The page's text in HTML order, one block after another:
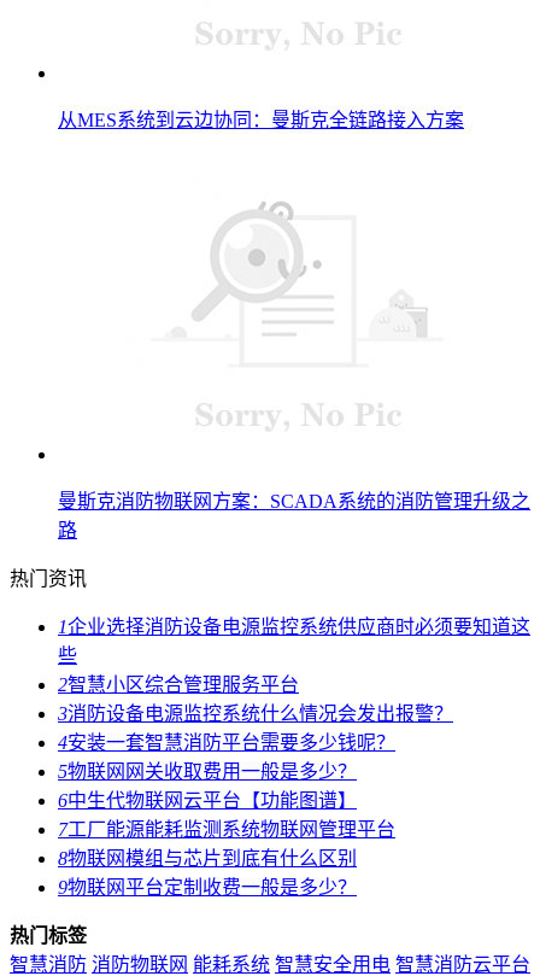
从MES系统到云边协同：曼斯克全链路接入方案
曼斯克消防物联网方案：SCADA系统的消防管理升级之
路
热门资讯
1企业选择消防设备电源监控系统供应商时必须要知道这
些
2智慧小区综合管理服务平台
3消防设备电源监控系统什么情况会发出报警？
4安装一套智慧消防平台需要多少钱呢？
5物联网网关收取费用一般是多少？
6中生代物联网云平台【功能图谱】
7工厂能源能耗监测系统物联网管理平台
8物联网模组与芯片到底有什么区别
9物联网平台定制收费一般是多少？
热门标签
智慧消防 消防物联网 能耗系统 智慧安全用电 智慧消防云平台